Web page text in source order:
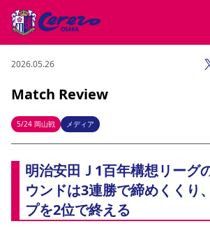
試合・チーム
試合について
試合日程 / 結果 順位表
チームについて
選手・スタッフ スケジュール メディア情報
アカデミー ハナサカプレーヤー
観戦する
チケット
チケット情報 販売スケジュール 価格・席種
シーズンシート
法人シーズンシート 福祉サービ
特定興行入場券 譲渡サービス
クラブを知る
セレッソ大阪について
ファンクラブ
2026.05.26
Match Review
5/24 岡山戦 メディア
明治安田Ｊ1百年構想リーグ
ウンドは3連勝で締めくくり
プを2位で終える